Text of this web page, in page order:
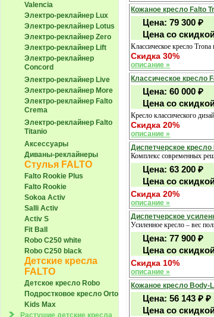
Valencia
Электро-реклайнер Lux
Электро-реклайнер Lotus
Электро-реклайнер Zero
Электро-реклайнер Lift
Электро-реклайнер
Сoncord
Электро-реклайнер Live
Электро-реклайнер More
Электро-реклайнер Falto
Crema
Электро-реклайнер Falto
Titanio
Аксессуары
Диваны-реклайнеры
Стулья FALTO
Falto Rookie Plus
Falto Rookie
Sokoa Activ
Salli Activ
Activ S
Fit Ball
Robo С250 white
Robo С250 black
Детские кресла
FALTO
Детское кресло Robo
Подростковое кресло Orto
Kids Max
Растущие детские кресла
Кожаное кресло Falto
Цена:79 300 ₽
Цена со
Классическое кресло
Скидка 30%
описание »
Классическое кресло
Цена:60 000 ₽
Цена со
Кресло классического
Скидка 20%
описание »
Диспетчерское
Комплекс современных
Цена:63 200 ₽
Цена со
Скидка 20%
описание »
Диспетчерское
Усиленное кресло – вес
Цена:77 900 ₽
Цена со
Скидка 10%
описание »
Кожаное кресло Body-
Цена:56 143 ₽ ₽
Цена со